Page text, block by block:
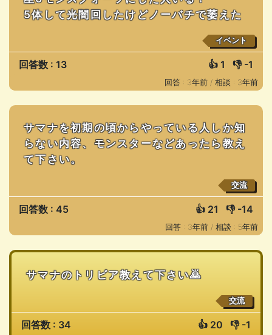
5体して光闇回したけどノーバチで萎えた
イベント
回答数 : 13 👍 1 👎 -1
回答 : 3年前 / 相談 : 3年前
サマナを初期の頃からやっている人しか知
らない内容、モンスターなどあったら教え
て下さい。
交流
回答数 : 45 👍 21 👎 -14
回答 : 3年前 / 相談 : 5年前
サマナのトリビア教えて下さい🙇
交流
回答数 : 34 👍 20 👎 -1